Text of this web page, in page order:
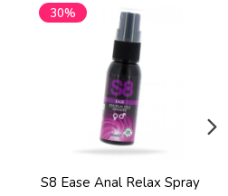
30%
S8 Ease Anal Relax Spray